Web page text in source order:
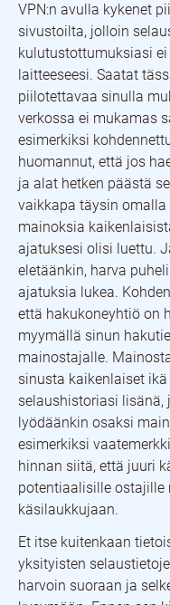
VPN:n avulla kykenet
sivustoilta, jolloin
kulutustottumuksiasi
laitteeseesi. Saatat
piilotettavaa sinulla
verkossa ei mukamas
esimerkiksi
huomannut, että jos
ja alat hetken päästä
vaikkapa täysin
mainoksia
ajatuksesi olisi luettu.
eletäänkin, harva
ajatuksia lukea.
että hakukoneyhtiö on
myymällä sinun
mainostajalle.
sinusta kaikenlaiset
selaushistoriasi lisänä,
lyödäänkin osaksi
esimerkiksi
hinnan siitä, että juuri
potentiaalisille ostajille
käsilaukkujaan.
Et itse kuitenkaan
yksityisten
harvoin suoraan ja